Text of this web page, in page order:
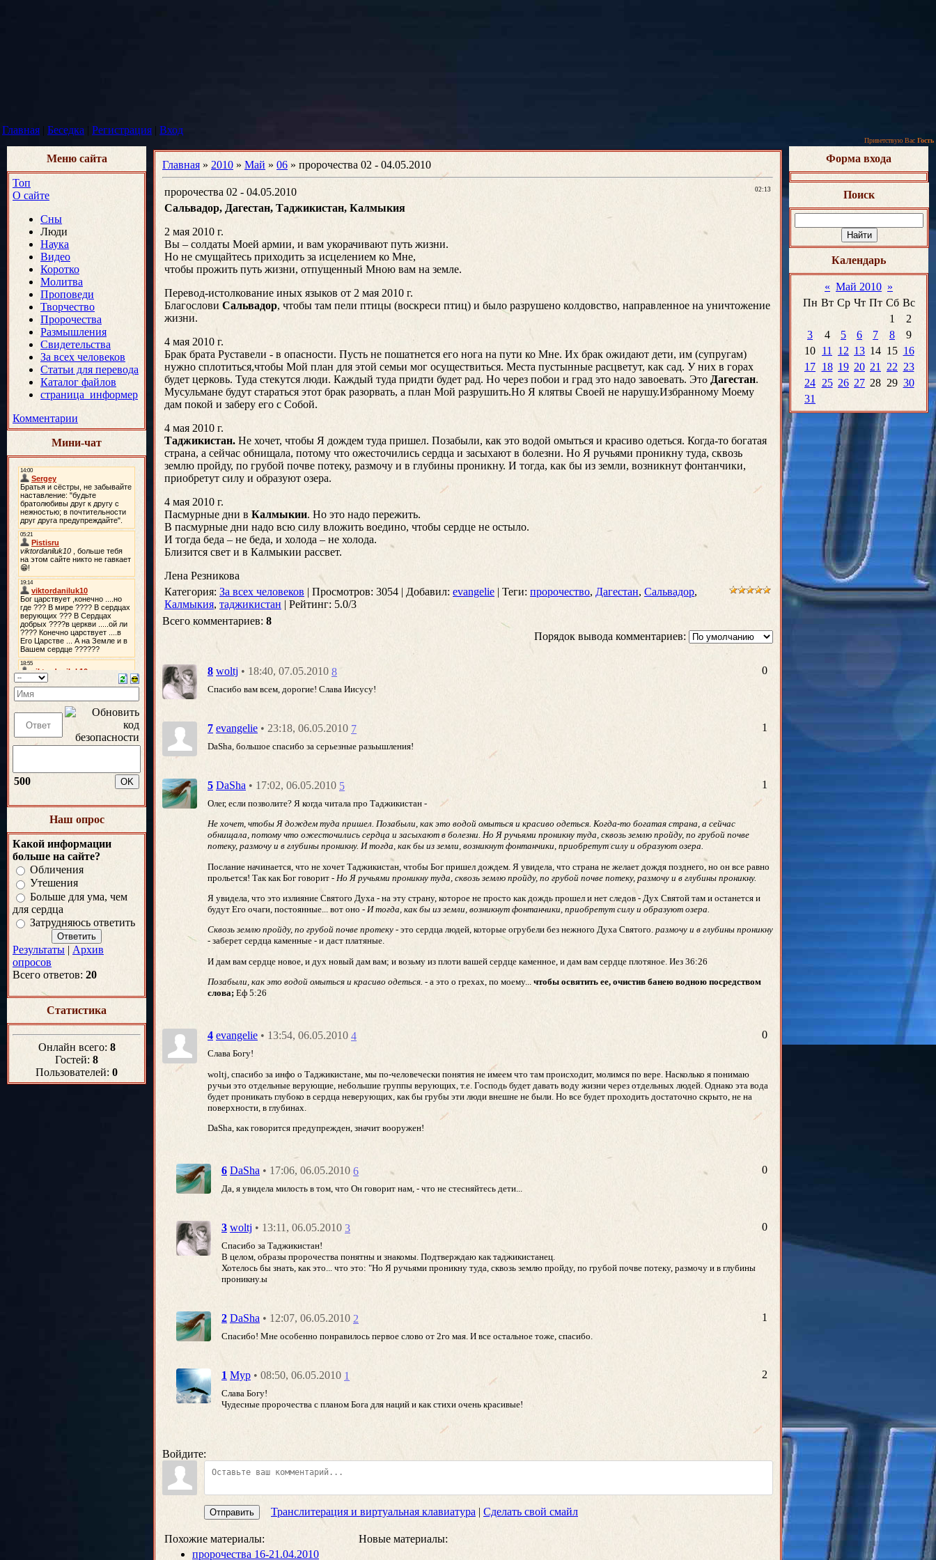
Главная | Беседка | Регистрация | Вход
Приветствую Вас Гость
Меню сайта
Топ
О сайте
Сны
Люди
Наука
Видео
Коротко
Молитва
Проповеди
Творчество
Пророчества
Размышления
Свидетельства
За всех человеков
Статьи для перевода
Каталог файлов
страница_информер
Комментарии
Мини-чат
500
Наш опрос
Какой информации
больше на сайте?
Обличения
Утешения
Больше для ума, чем
для сердца
Затрудняюсь ответить
Результаты | Архив
опросов
Всего ответов: 20
Статистика
Онлайн всего: 8
Гостей: 8
Пользователей: 0
Главная » 2010 » Май » 06 » пророчества 02 - 04.05.2010
02:13
пророчества 02 - 04.05.2010
Сальвадор, Дагестан, Таджикистан, Калмыкия
2 мая 2010 г.
Вы – солдаты Моей армии, и вам укорачивают путь жизни.
Но не смущайтесь приходить за исцелением ко Мне,
чтобы прожить путь жизни, отпущенный Мною вам на земле.
Перевод-истолкование иных языков от 2 мая 2010 г.
Благослови Сальвадор, чтобы там пели птицы (воскреси птиц) и было разрушено колдовство, направленное на уничтожение
жизни.
4 мая 2010 г.
Брак брата Руставели - в опасности. Пусть не пошатнется его нога на пути ко Мне. Их брак ожидают дети, им (супругам)
нужно сплотиться,чтобы Мой план для этой семьи мог осуществиться. Места пустынные расцветут, как сад. У них в горах
будет церковь. Туда стекутся люди. Каждый туда придти будет рад. Но через побои и град это надо завоевать. Это Дагестан.
Мусульмане будут стараться этот брак разорвать, а план Мой разрушить.Но Я клятвы Своей не нарушу.Избранному Моему
дам покой и заберу его с Собой.
4 мая 2010 г.
Таджикистан. Не хочет, чтобы Я дождем туда пришел. Позабыли, как это водой омыться и красиво одеться. Когда-то богатая
страна, а сейчас обнищала, потому что ожесточились сердца и засыхают в болезни. Но Я ручьями проникну туда, сквозь
землю пройду, по грубой почве потеку, размочу и в глубины проникну. И тогда, как бы из земли, возникнут фонтанчики,
приобретут силу и образуют озера.
4 мая 2010 г.
Пасмурные дни в Калмыкии. Но это надо пережить.
В пасмурные дни надо всю силу вложить воедино, чтобы сердце не остыло.
И тогда беда – не беда, и холода – не холода.
Близится свет и в Калмыкии рассвет.
Лена Резникова
Категория: За всех человеков | Просмотров: 3054 | Добавил: evangelie | Теги: пророчество, Дагестан, Сальвадор,
Калмыкия, таджикистан | Рейтинг: 5.0/3
Всего комментариев: 8
Порядок вывода комментариев:
0
8 woltj • 18:40, 07.05.2010 8
Спасибо вам всем, дорогие! Слава Иисусу!
1
7 evangelie • 23:18, 06.05.2010 7
DaSha, большое спасибо за серьезные разьышления!
1
5 DaSha • 17:02, 06.05.2010 5
Олег, если позволите? Я когда читала про Таджикистан -
Не хочет, чтобы Я дождем туда пришел. Позабыли, как это водой омыться и красиво одеться. Когда-то богатая страна, а сейчас
обнищала, потому что ожесточились сердца и засыхают в болезни. Но Я ручьями проникну туда, сквозь землю пройду, по грубой почве
потеку, размочу и в глубины проникну. И тогда, как бы из земли, возникнут фонтанчики, приобретут силу и образуют озера.
Послание начинается, что не хочет Таджикистан, чтобы Бог пришел дождем. Я увидела, что страна не желает дождя позднего, но он все равно
прольется! Так как Бог говорит - Но Я ручьями проникну туда, сквозь землю пройду, по грубой почве потеку, размочу и в глубины проникну.
Я увидела, что это излияние Святого Духа - на эту страну, которое не просто как дождь прошел и нет следов - Дух Святой там и останется и
будут Его очаги, постоянные... вот оно - И тогда, как бы из земли, возникнут фонтанчики, приобретут силу и образуют озера.
Сквозь землю пройду, по грубой почве протеку - это сердца людей, которые огрубели без нежного Духа Святого. размочу и в глубины проникну
- заберет сердца каменные - и даст платяные.
И дам вам сердце новое, и дух новый дам вам; и возьму из плоти вашей сердце каменное, и дам вам сердце плотяное. Иез 36:26
Позабыли, как это водой омыться и красиво одеться. - а это о грехах, по моему... чтобы освятить ее, очистив банею водною посредством
слова; Еф 5:26
0
4 evangelie • 13:54, 06.05.2010 4
Слава Богу!
woltj, спасибо за инфо о Таджикистане, мы по-человечески понятия не имеем что там происходит, молимся по вере. Насколько я понимаю
ручьи это отдельные верующие, небольшие группы верующих, т.е. Господь будет давать воду жизни через отдельных людей. Однако эта вода
будет проникать глубоко в сердца неверующих, как бы грубы эти люди внешне не были. Но все будет проходить достаточно скрыто, не на
поверхности, в глубинах.
DaSha, как говорится предупрежден, значит вооружен!
0
6 DaSha • 17:06, 06.05.2010 6
Да, я увидела милость в том, что Он говорит нам, - что не стесняйтесь дети...
0
3 woltj • 13:11, 06.05.2010 3
Спасибо за Таджикистан!
В целом, образы пророчества понятны и знакомы. Подтверждаю как таджикистанец.
Хотелось бы знать, как это... что это: "Но Я ручьями проникну туда, сквозь землю пройду, по грубой почве потеку, размочу и в глубины
проникну.ы
1
2 DaSha • 12:07, 06.05.2010 2
Спасибо! Мне особенно понравилось первое слово от 2го мая. И все остальное тоже, спасибо.
2
1 Мур • 08:50, 06.05.2010 1
Слава Богу!
Чудесные пророчества с планом Бога для наций и как стихи очень красивые!
Войдите:
Отправить Транслитерация и виртуальная клавиатура | Сделать свой смайл
Похожие материалы:
Новые материалы:
пророчества 16-21.04.2010
Форма входа
Поиск
Календарь
« Май 2010 »
Пн Вт Ср Чт Пт Сб Вс
1
2
3
4 5 6 7 8
9
10 11 12 13 14 15 16
17 18 19 20 21 22 23
24 25 26 27 28 29 30
31